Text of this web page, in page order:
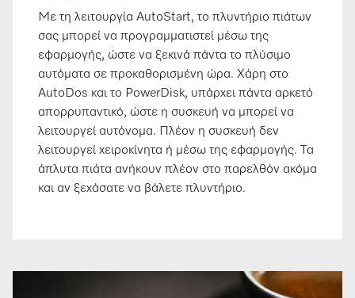
Με τη λειτουργία AutoStart, το πλυντήριο πιάτων
σας μπορεί να προγραμματιστεί μέσω της
εφαρμογής, ώστε να ξεκινά πάντα το πλύσιμο
αυτόματα σε προκαθορισμένη ώρα. Χάρη στο
AutoDos και το PowerDisk, υπάρχει πάντα αρκετό
απορρυπαντικό, ώστε η συσκευή να μπορεί να
λειτουργεί αυτόνομα. Πλέον η συσκευή δεν
λειτουργεί χειροκίνητα ή μέσω της εφαρμογής. Τα
άπλυτα πιάτα ανήκουν πλέον στο παρελθόν ακόμα
και αν ξεχάσατε να βάλετε πλυντήριο.